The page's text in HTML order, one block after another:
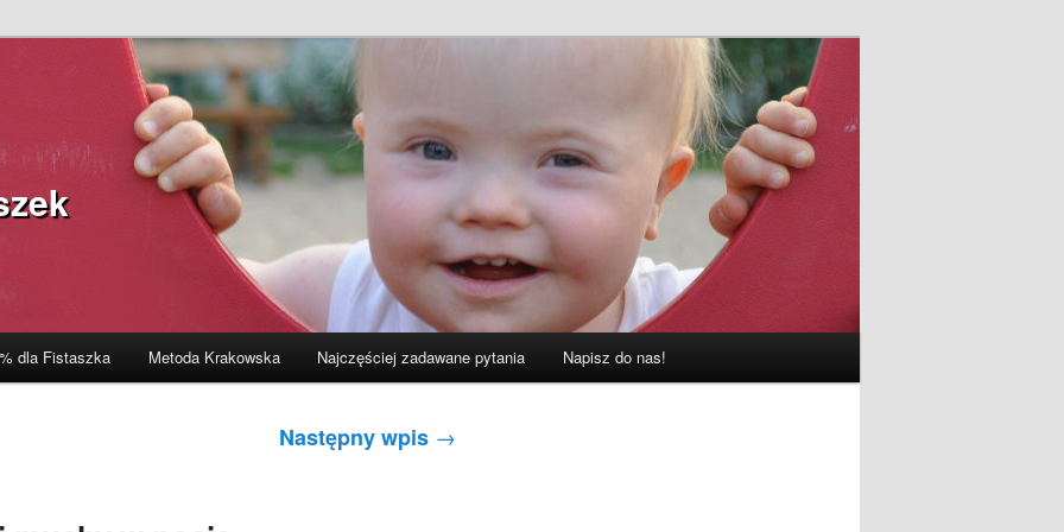
dla Fistaszka Metoda Krakowska Najczęściej zadawane pytania Napisz do nas!
Następny wpis →